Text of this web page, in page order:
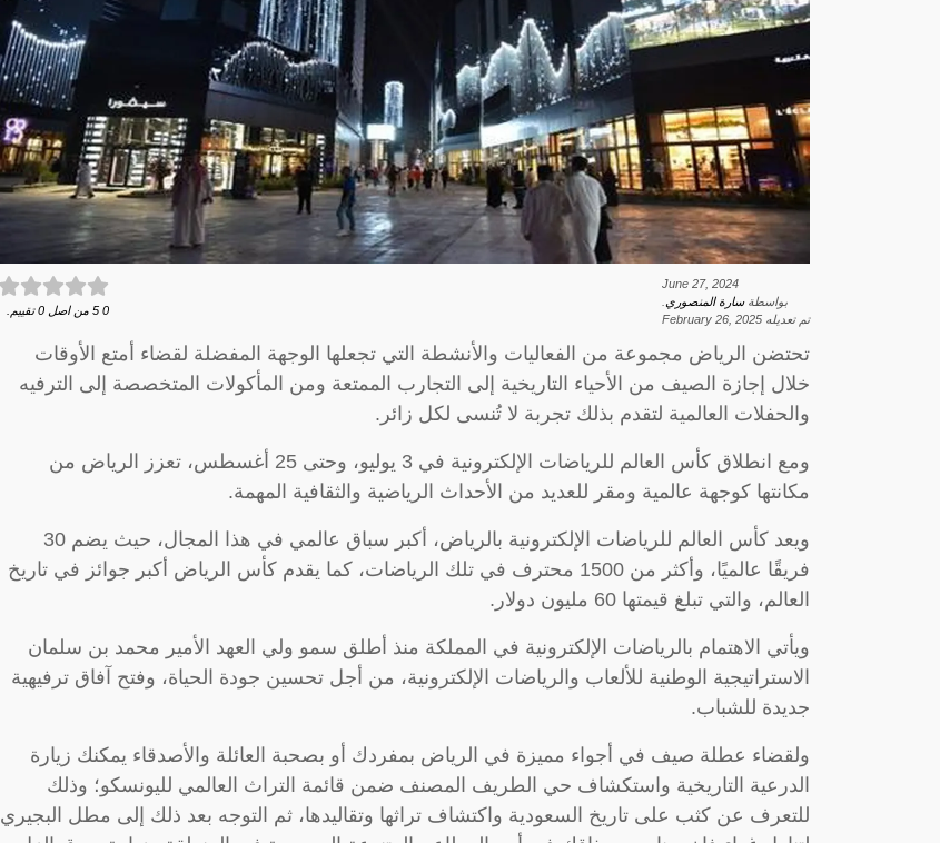
June 27, 2024
بواسطةسارة المنصوري
تم تعديله February 26, 2025
0
5 من اصل 0 تقييم.
تحتضن الرياض مجموعة من الفعاليات والأنشطة التي تجعلها الوجهة المفضلة لقضاء أمتع الأوقات
خلال إجازة الصيف من الأحياء التاريخية إلى التجارب الممتعة ومن المأكولات المتخصصة إلى الترفيه
والحفلات العالمية لتقدم بذلك تجربة لا تُنسى لكل زائر.
ومع انطلاق كأس العالم للرياضات الإلكترونية في 3 يوليو، وحتى 25 أغسطس، تعزز الرياض من
مكانتها كوجهة عالمية ومقر للعديد من الأحداث الرياضية والثقافية المهمة.
ويعد كأس العالم للرياضات الإلكترونية بالرياض، أكبر سباق عالمي في هذا المجال، حيث يضم 30
فريقًا عالميًا، وأكثر من 1500 محترف في تلك الرياضات، كما يقدم كأس الرياض أكبر جوائز في تاريخ
العالم، والتي تبلغ قيمتها 60 مليون دولار.
ويأتي الاهتمام بالرياضات الإلكترونية في المملكة منذ أطلق سمو ولي العهد الأمير محمد بن سلمان
الاستراتيجية الوطنية للألعاب والرياضات الإلكترونية، من أجل تحسين جودة الحياة، وفتح آفاق ترفيهية
جديدة للشباب.
ولقضاء عطلة صيف في أجواء مميزة في الرياض بمفردك أو بصحبة العائلة والأصدقاء يمكنك زيارة
الدرعية التاريخية واستكشاف حي الطريف المصنف ضمن قائمة التراث العالمي لليونسكو؛ وذلك
للتعرف عن كثب على تاريخ السعودية واكتشاف تراثها وتقاليدها، ثم التوجه بعد ذلك إلى مطل البجيري